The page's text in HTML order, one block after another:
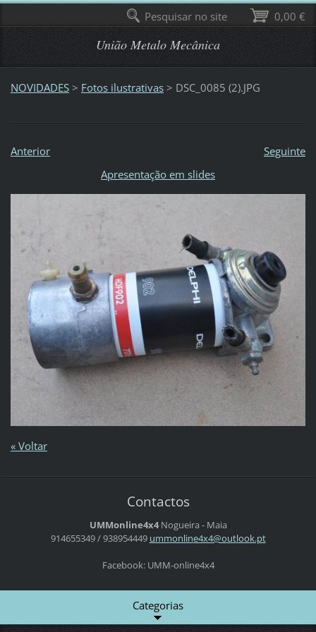
União Metalo Mecânica
NOVIDADES > Fotos ilustrativas > DSC_0085 (2).JPG
Anterior
Seguinte
Apresentação em slides
« Voltar
Contactos
UMMonline4x4 Nogueira - Maia
914655349 / 938954449 ummonline4x4@outlook.pt
Facebook: UMM-online4x4
Categorias
0,00 €
Pesquisar no site